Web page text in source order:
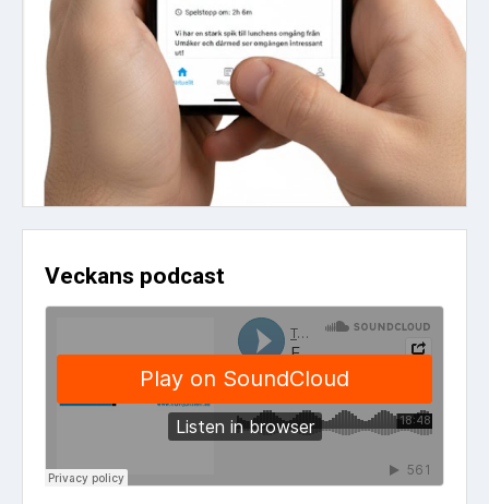
Veckans podcast